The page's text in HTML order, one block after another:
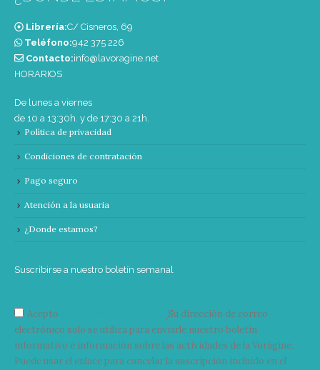
Librería:C/ Cisneros, 69
Teléfono:‭942 375 226‬
Contacto:info@lavoragine.net
HORARIOS
De lunes a viernes
de 10 a 13:30h. y de 17:30 a 21h.
Política de privacidad
Condiciones de contratación
Pago seguro
Atención a la usuaria
¿Donde estamos?
Suscribirse a nuestro boletín semanal
Acepto
Su dirección de correo
electrónico solo se utiliza para enviarle nuestro boletín
informativo e información sobre las actividades de la Vorágine.
Puede usar el enlace para cancelar la suscripción incluido en el